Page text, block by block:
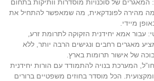
של סוכנויות מוסדרות וותיקות בתחום
מהירה לפונדקאית, מה שמאפשר להתחיל את
מיידי.
עבור אמא יחידנית הזקוקה לתרומת זרע,
מאגרים רחבים ונגישים הרבה יותר, ללא
של אישור תרומות בארץ.
המערכת בנויה להתמודד עם הורות יחידנית
הכל מוסדר בחוזים משפטיים ברורים